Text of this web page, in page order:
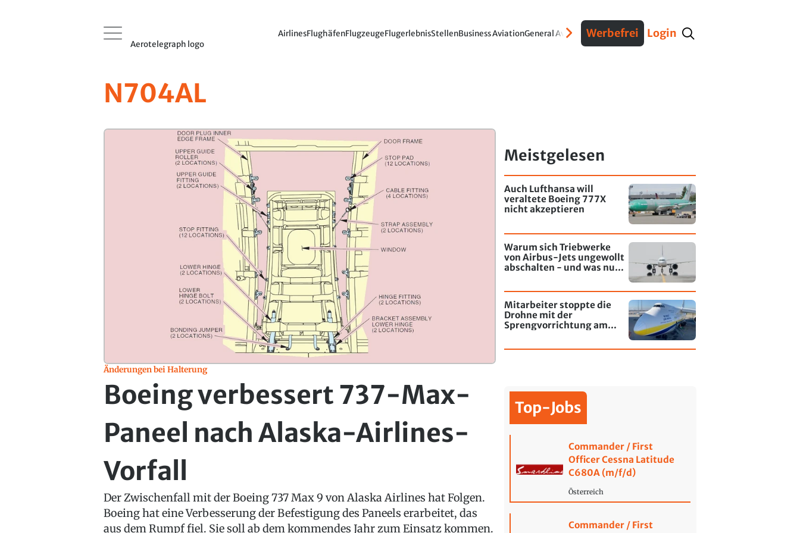
Aerotelegraph logo
AirlinesFlughäfenFlugzeugeFlugerlebnisStellenBusiness AviationGeneral AviationVerteidigungInterviews Fracht
Werbefrei Login
N704AL
Änderungen bei Halterung
Boeing verbessert 737-Max-
Paneel nach Alaska-Airlines-
Vorfall
Der Zwischenfall mit der Boeing 737 Max 9 von Alaska Airlines hat Folgen.
Boeing hat eine Verbesserung der Befestigung des Paneels erarbeitet, das
aus dem Rumpf fiel. Sie soll ab dem kommendes Jahr zum Einsatz kommen.
Meistgelesen
Auch Lufthansa will
veraltete Boeing 777X
nicht akzeptieren
Warum sich Triebwerke
von Airbus-Jets ungewollt
abschalten - und was nun
Mitarbeiter stoppte die
Drohne mit der
Sprengvorrichtung am
Top-Jobs
Commander / First
Officer Cessna Latitude
C680A (m/f/d)
Österreich
Commander / First